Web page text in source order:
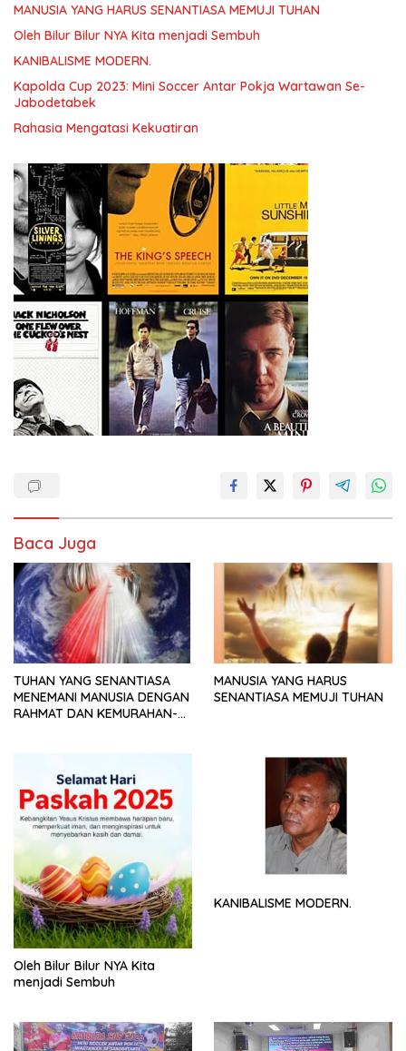
MANUSIA YANG HARUS SENANTIASA MEMUJI TUHAN
Oleh Bilur Bilur NYA Kita menjadi Sembuh
KANIBALISME MODERN.
Kapolda Cup 2023: Mini Soccer Antar Pokja Wartawan Se-
Jabodetabek
Rahasia Mengatasi Kekuatiran
Baca Juga
TUHAN YANG SENANTIASA
MENEMANI MANUSIA DENGAN
RAHMAT DAN KEMURAHAN-
MANUSIA YANG HARUS
SENANTIASA MEMUJI TUHAN
Oleh Bilur Bilur NYA Kita
menjadi Sembuh
KANIBALISME MODERN.